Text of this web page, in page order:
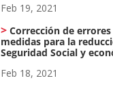
Feb 19, 2021
Corrección de
medidas para la
Seguridad Social y
Feb 18, 2021